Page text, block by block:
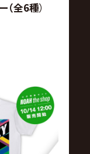
（全6種）